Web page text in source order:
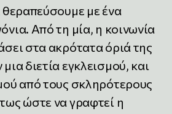
θεραπεύσουμε με ένα
Από τη μία, η κοινωνία
στα ακρότατα όριά της
διετία εγκλεισμού, και
από τους σκληρότερους
ώστε να γραφτεί η